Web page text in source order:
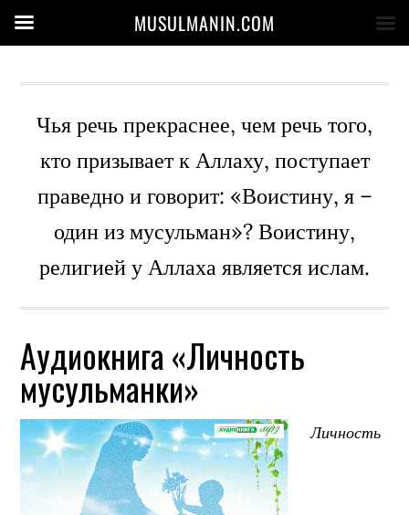
Чья речь прекраснее, чем речь того,
кто призывает к Аллаху, поступает
праведно и говорит: «Воистину, я –
один из мусульман»? Воистину,
религией у Аллаха является ислам.
Аудиокнига «Личность
мусульманки»
Личность
MUSULMANIN.COM